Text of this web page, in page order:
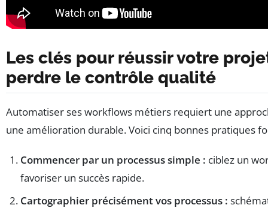
Les clés pour réussir votre
perdre le contrôle qualité
Automatiser ses workflows métiers requiert une
une amélioration durable. Voici cinq bonnes pratiques
Commencer par un processus simple : ciblez un
favoriser un succès rapide.
Cartographier précisément vos processus :